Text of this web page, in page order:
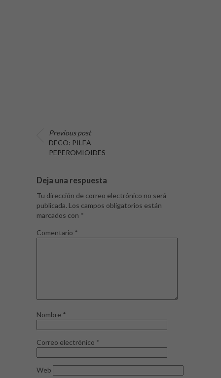
Previous post
DECO: PILEA
PEPEROMIOIDES
Deja una respuesta
Tu dirección de correo electrónico no será
publicada. Los campos obligatorios están
marcados con *
Comentario *
Nombre *
Correo electrónico *
Web